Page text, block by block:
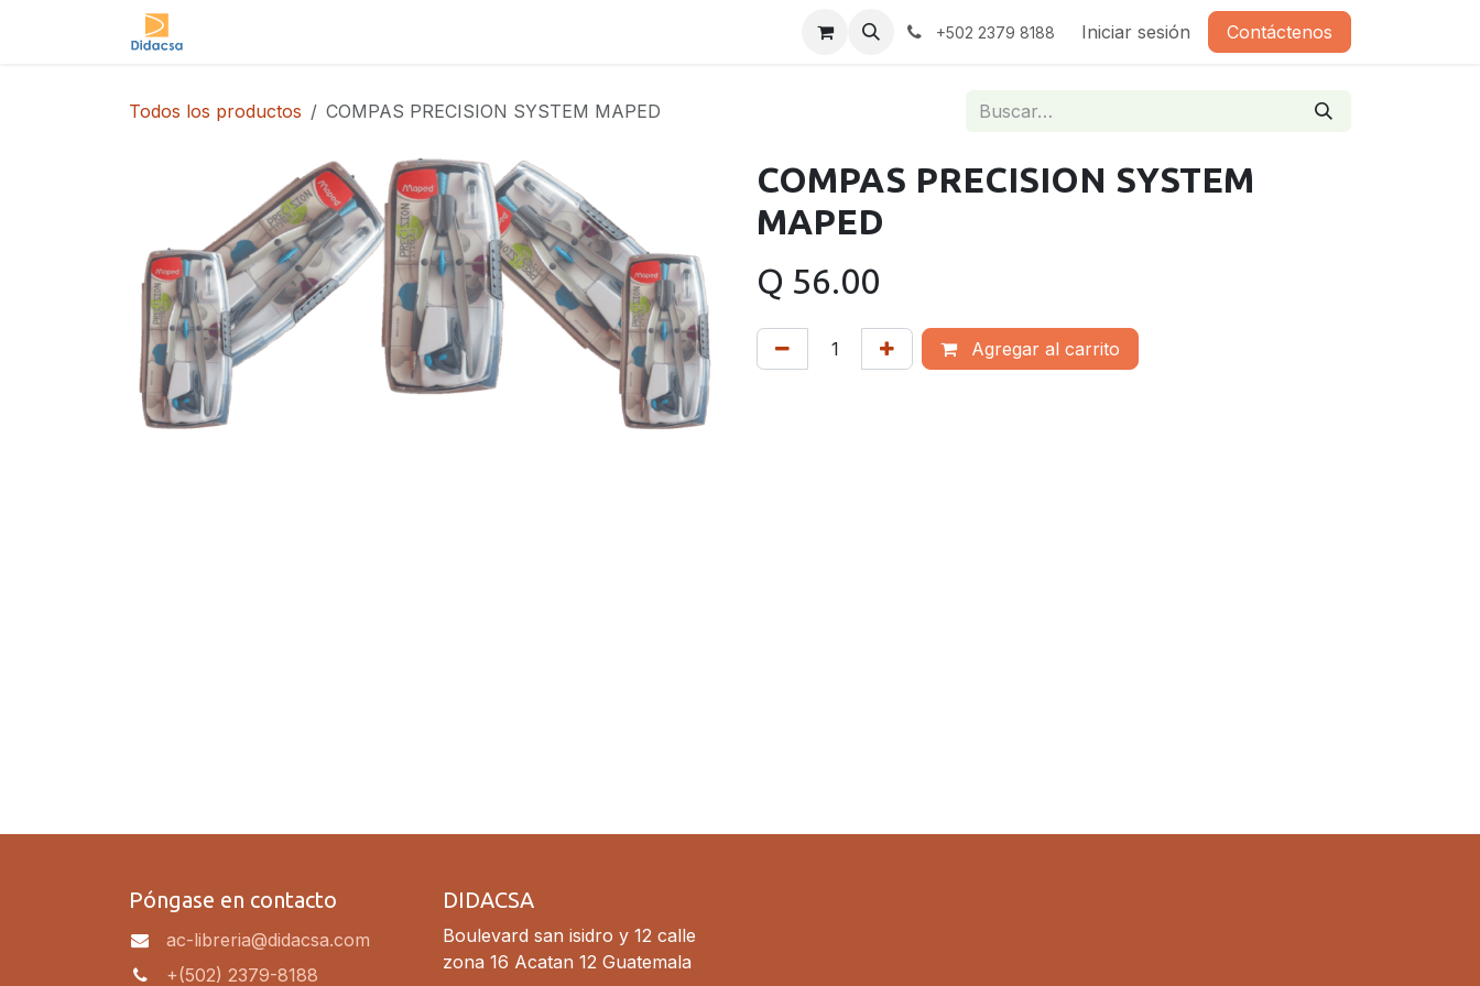
+502 2379 8188 Iniciar sesión Contáctenos
Todos los productos COMPAS PRECISION SYSTEM MAPED
COMPAS PRECISION SYSTEM
MAPED
Q 56.00
Agregar al carrito
Póngase en contacto
ac-libreria@didacsa.com
+(502) 2379-8188
DIDACSA
Boulevard san isidro y 12 calle
zona 16 Acatan 12 Guatemala